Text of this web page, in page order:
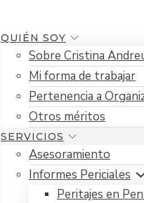
QUIÉN SOY
Sobre Cristina
Mi forma de trabajar
Pertenencia a
Otros méritos
SERVICIOS
Asesoramiento
Informes Periciales
Peritajes en